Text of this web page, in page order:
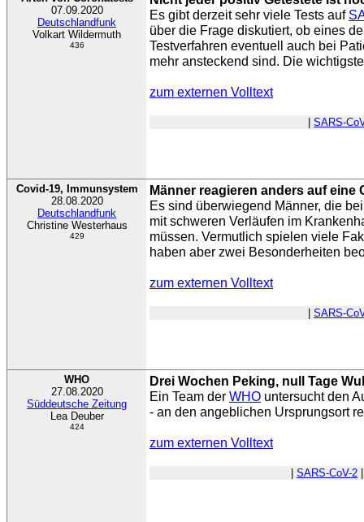
07.09.2020
Deutschlandfunk
Volkart Wildermuth
436
Es gibt derzeit sehr viele Tests auf
über die Frage diskutiert, ob eines
Testverfahren eventuell auch bei
mehr ansteckend sind. Die
zum externen Volltext
SARS-
Covid-19, Immunsystem
28.08.2020
Deutschlandfunk
Christine Westerhaus
429
Männer reagieren anders auf eine
Es sind überwiegend Männer, die
mit schweren Verläufen im
müssen. Vermutlich spielen viele
haben aber zwei Besonderheiten
zum externen Volltext
SARS-
WHO
27.08.2020
Süddeutsche Zeitung
Lea Deuber
424
Drei Wochen Peking, null Tage
Ein Team der WHO untersucht den
- an den angeblichen Ursprungsort
zum externen Volltext
SARS-CoV-2